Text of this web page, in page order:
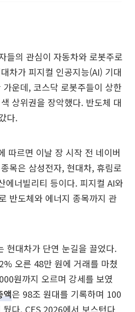
들의 관심이 자동차와 로봇주로
차가 피지컬 인공지능(AI) 기대
운데, 코스닥 로봇주들이 상한
상위권을 장악했다. 반도체 대
다.
따르면 이날 장 시작 전 네이버
목은 삼성전자, 현대차, 휴림로
에너빌리티 등이다. 피지컬 AI와
반도체와 에너지 종목까지 관
현대차가 단연 눈길을 끌었다.
오른 48만 원에 거래를 마쳤
원까지 오르며 강세를 보였
액은 98조 원대를 기록하며 100
다. CES 2026에서 보스턴다